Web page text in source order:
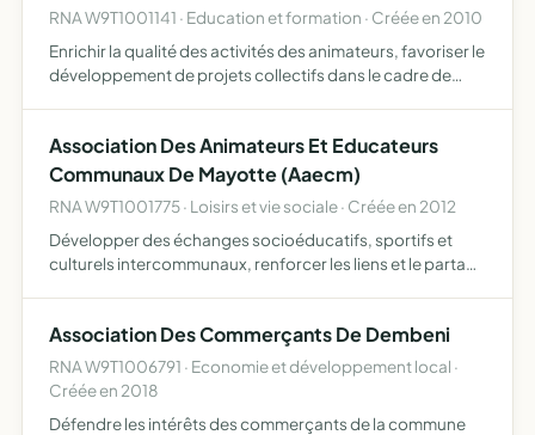
RNA W9T1001141 · Education et formation · Créée en 2010
Enrichir la qualité des activités des animateurs, favoriser le
développement de projets collectifs dans le cadre de
Association Des Animateurs Et Educateurs
Communaux De Mayotte (Aaecm)
RNA W9T1001775 · Loisirs et vie sociale · Créée en 2012
Développer des échanges socioéducatifs, sportifs et
culturels intercommunaux, renforcer les liens et le partage
Association Des Commerçants De Dembeni
RNA W9T1006791 · Economie et développement local ·
Créée en 2018
Défendre les intérêts des commerçants de la commune